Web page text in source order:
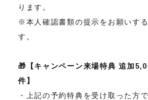
ります。
※本人確認書類の提示をお願いす
す。
🎁【キャンペーン来場特典 追加
件】
・上記の予約特典を受け取った方